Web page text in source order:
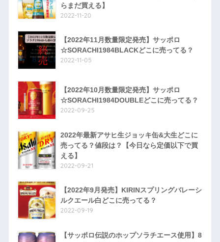
らまだ買える】
2022-11-20
【2022年11月数量限定発売】サッポロ
☆SORACHI1984BLACKどこに売ってる？
2022-11-05
【2022年10月数量限定発売】サッポロ
☆SORACHI1984DOUBLEどこに売ってる？
2022-09-25
2022年最新アサヒ生ジョッキ缶&大生どこに
売ってる？値段は？【今日なら定価以下で買
える】
2022-09-21
【2022年9月発売】KIRINスプリングバレーシ
ルクエール白どこに売ってる？
2022-09-19
【サッポロ伝説のホップソラチエース使用】8